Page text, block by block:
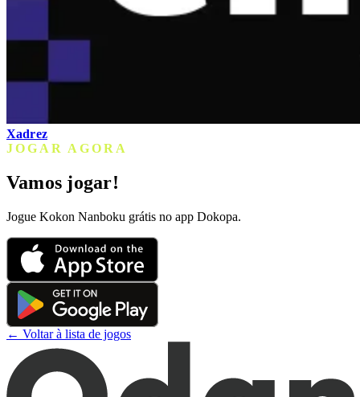
Xadrez
JOGAR AGORA
Vamos jogar!
Jogue Kokon Nanboku grátis no app Dokopa.
← Voltar à lista de jogos